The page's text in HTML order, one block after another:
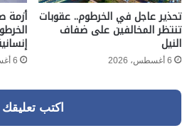
تحذير عاجل في الخرطوم.. عقوبات
تنتظر المخالفين على ضفاف
النيل
6 أغسطس، 2026
أزمة
6 أغسطس، 2026
اكتب تعليقك